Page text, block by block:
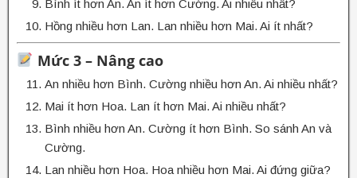
Bình ít hơn An. An ít hơn Cường. Ai nhiều nhất?
Hồng nhiều hơn Lan. Lan nhiều hơn Mai. Ai ít nhất?
Mức 3 – Nâng cao
An nhiều hơn Bình. Cường nhiều hơn An. Ai nhiều nhất?
Mai ít hơn Hoa. Lan ít hơn Mai. Ai nhiều nhất?
Bình nhiều hơn An. Cường ít hơn Bình. So sánh An và
Cường.
Lan nhiều hơn Hoa. Hoa nhiều hơn Mai. Ai đứng giữa?